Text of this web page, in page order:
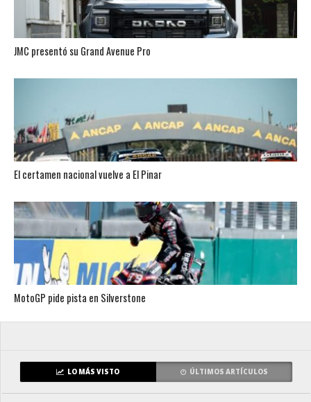
JMC presentó su Grand Avenue Pro
El certamen nacional vuelve a El Pinar
MotoGP pide pista en Silverstone
LO MÁS VISTO ÚLTIMOS ARTÍCULOS